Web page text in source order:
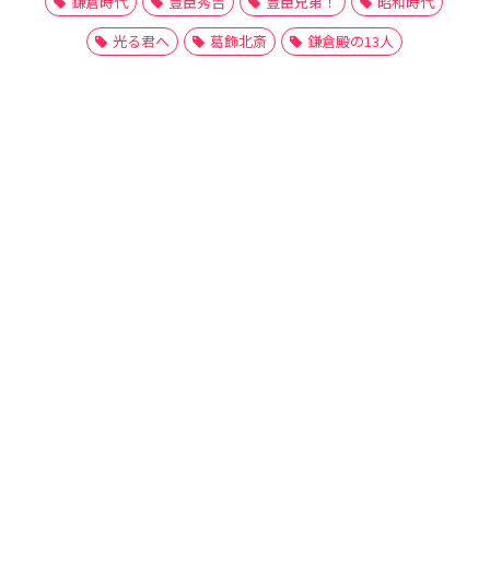
光る君へ
葛飾北斎 鎌倉殿の13人